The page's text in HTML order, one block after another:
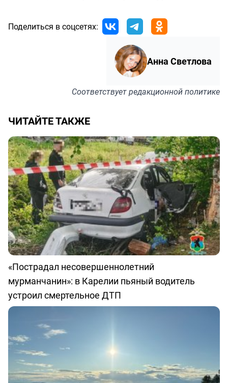
Поделиться в соцсетях:
Анна Светлова
Соответствуетредакционной политике
ЧИТАЙТЕ ТАКЖЕ
«Пострадал несовершеннолетний
мурманчанин»: в Карелии пьяный водитель
устроил смертельное ДТП